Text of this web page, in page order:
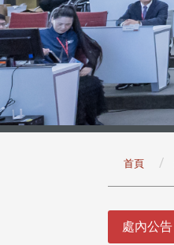
首頁
處內公告